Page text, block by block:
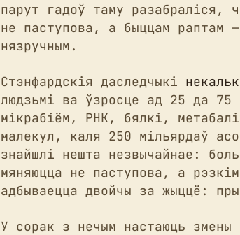
парут гадоў таму разабраліся,
не паступова, а быццам раптам
нязручным.
Стэнфардскія даследчыкі
людзьмі ва ўзросце ад 25 да 75
мікрабіём, РНК, бялкі,
малекул, каля 250 мільярдаў
знайшлі нешта незвычайнае:
мяняюцца не паступова, а
адбываецца двойчы за жыццё:
У сорак з нечым настаюць змены